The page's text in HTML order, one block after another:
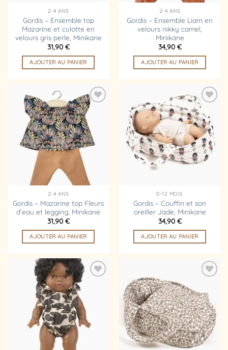
2-4 ANS
Gordis – Ensemble top
Mazarine et culotte en
velours gris perle, Minikane
31,90 €
AJOUTER AU PANIER
2-4 ANS
Gordis – Ensemble Liam en
velours nikky camel,
Minikane
34,90 €
AJOUTER AU PANIER
Ajouter
liste
d’envies
2-4 ANS
Gordis – Mazarine top Fleurs
d’eau et legging, Minikane
31,90 €
AJOUTER AU PANIER
Ajouter
à la
liste
d’envies
0-12 MOIS
Gordis – Couffin et son
oreiller Jade, Minikane
34,90 €
AJOUTER AU PANIER
d’envies
à la
liste
d’envies